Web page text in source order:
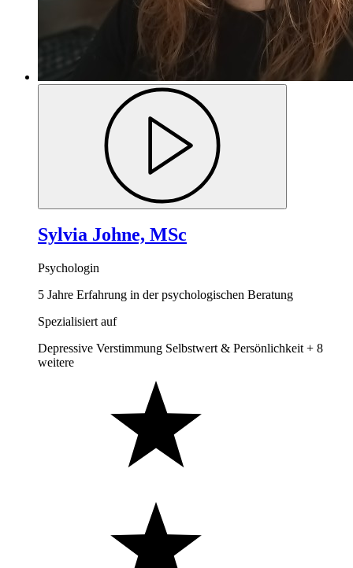
Sylvia Johne, MSc
Psychologin
5 Jahre Erfahrung in der psychologischen Beratung
Spezialisiert auf
Depressive Verstimmung Selbstwert & Persönlichkeit + 8
weitere